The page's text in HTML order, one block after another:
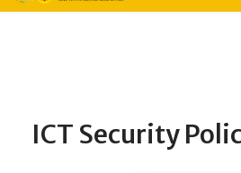
ICT Security